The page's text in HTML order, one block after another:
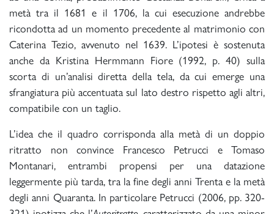
metà tra il 1681 e il 1706, la cui esecuzione andrebbe
ricondotta ad un momento precedente al matrimonio con
Caterina Tezio, avvenuto nel 1639. L’ipotesi è sostenuta
anche da Kristina Hermmann Fiore (1992, p. 40) sulla
scorta di un’analisi diretta della tela, da cui emerge una
sfrangiatura più accentuata sul lato destro rispetto agli altri,
compatibile con un taglio.
L’idea che il quadro corrisponda alla metà di un doppio
ritratto non convince Francesco Petrucci e Tomaso
Montanari, entrambi propensi per una datazione
leggermente più tarda, tra la fine degli anni Trenta e la metà
degli anni Quaranta. In particolare Petrucci (2006, pp. 320-